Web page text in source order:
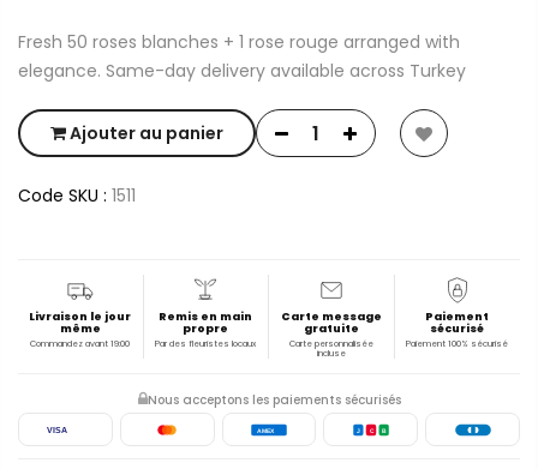
Fresh 50 roses blanches + 1 rose rouge arranged with
elegance. Same-day delivery available across Turkey
Ajouter au panier
Code SKU : 1511
Livraison le jour
même
Commandez avant 19:00
Remis en main
propre
Par des fleuristes locaux
Carte message
gratuite
Carte personnalisée
incluse
Paiement
sécurisé
Paiement 100% sécurisé
Nous acceptons les paiements sécurisés
VISA AMEX J C B